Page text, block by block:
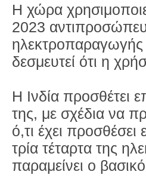
Η χώρα
2023
ηλεκτροπαραγωγής
δεσμευτεί ότι η
Η Ινδία προσθέτει
της, με σχέδια να
ό,τι έχει
τρία τέταρτα της
παραμείνει ο